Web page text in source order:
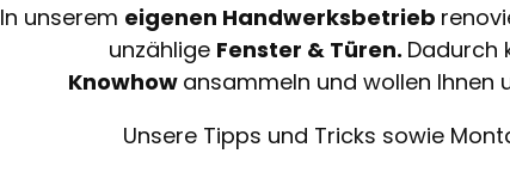
In unserem eigenen Handwerksbetrieb
unzählige Fenster & Türen. Dadurch
Knowhow ansammeln und wollen Ihnen
Unsere Tipps und Tricks sowie